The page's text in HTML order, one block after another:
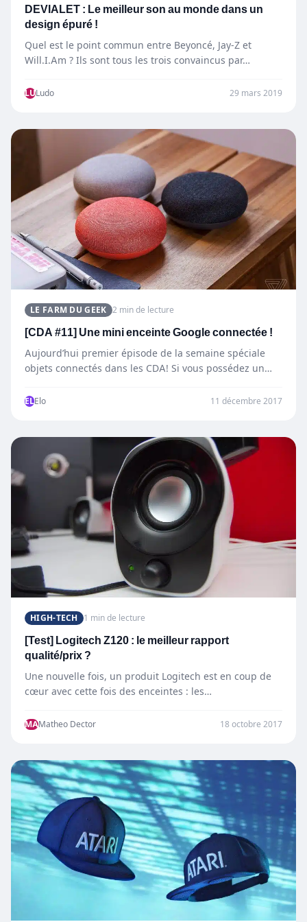
DEVIALET : Le meilleur son au monde dans un
design épuré !
Quel est le point commun entre Beyoncé, Jay-Z et
Will.I.Am ? Ils sont tous les trois convaincus par…
LULudo 29 mars 2019
LE FARM DU GEEK 2 min de lecture
[CDA #11] Une mini enceinte Google connectée !
Aujourd’hui premier épisode de la semaine spéciale
objets connectés dans les CDA! Si vous possédez un
ELElo 11 décembre 2017
HIGH-TECH 1 min de lecture
[Test] Logitech Z120 : le meilleur rapport
qualité/prix ?
Une nouvelle fois, un produit Logitech est en coup de
cœur avec cette fois des enceintes : les…
MAMatheo Dector 18 octobre 2017